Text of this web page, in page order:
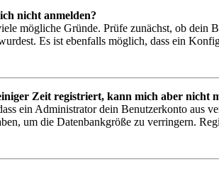
nicht anmelden?
mögliche Gründe. Prüfe zunächst, ob dein
Es ist ebenfalls möglich, dass ein
Zeit registriert, kann mich aber nicht
ein Administrator dein Benutzerkonto aus
um die Datenbankgröße zu verringern.